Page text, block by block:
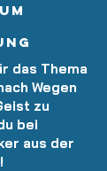
das Thema
Wegen
zu
bei
aus der